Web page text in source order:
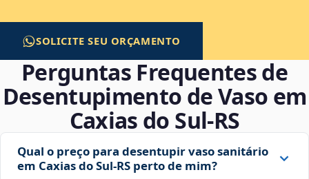
SOLICITE SEU ORÇAMENTO
Perguntas Frequentes de
Desentupimento de Vaso em
Caxias do Sul‑RS
Qual o preço para desentupir vaso sanitário
em Caxias do Sul‑RS perto de mim?